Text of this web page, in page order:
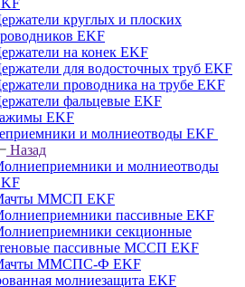
круглых и плоских
EKF
на конек EKF
для водосточных труб EKF
проводника на трубе EKF
фальцевые EKF
EKF
и молниеотводы EKF
Назад
и молниеотводы
ММСП EKF
пассивные EKF
секционные
пассивные МССП EKF
ММСПС-Ф EKF
молниезащита EKF